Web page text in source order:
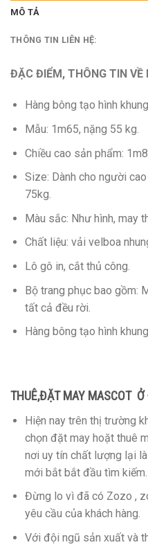
MÔ TẢ
THÔNG TIN LIÊN HỆ:
ĐẶC ĐIỂM, THÔNG TIN
Hàng bông tạo hình
Mẫu: 1m65, nặng 55 kg.
Chiều cao sản phẩm:
Size: Dành cho người
75kg.
Màu sắc: Như hình, may
Chất liệu: vải velboa
Lô gô in, cắt thủ công.
Bộ trang phục bao gồm:
tất cả đều rời.
Hàng bông tạo hình
THUÊ,ĐẶT MAY MASCOT
Hiện nay trên thị trường
chọn đặt may hoặt thuê
nơi uy tín chất lượng lại
mới bắt bắt đầu tìm kiếm.
Đừng lo vì đã có Zozo ,
yêu cầu của khách hàng.
Với đội ngũ sản xuất và